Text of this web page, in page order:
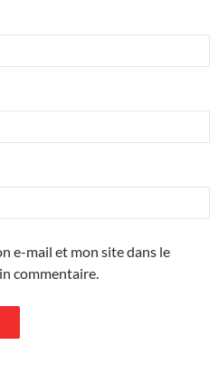
e-mail et mon site dans le
commentaire.